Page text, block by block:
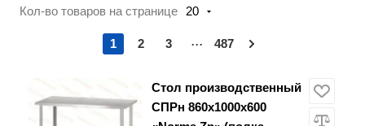
Кол-во товаров на странице
20
1 2 3 ... 487
Стол производственный
СПРн 860х1000х600